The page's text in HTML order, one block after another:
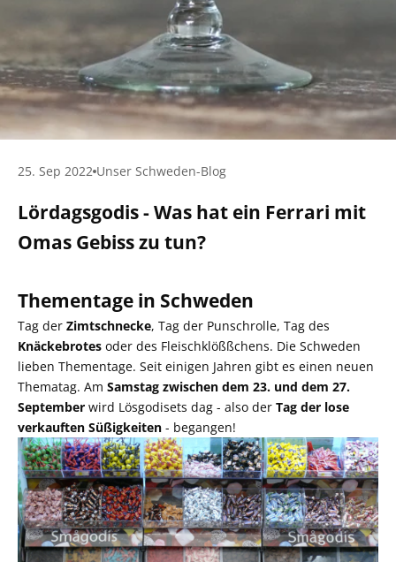
25. Sep 2022 Unser Schweden-Blog
Lördagsgodis - Was hat ein Ferrari mit
Omas Gebiss zu tun?
Thementage in Schweden
Tag der Zimtschnecke, Tag der Punschrolle, Tag des
Knäckebrotes oder des Fleischklößßchens. Die Schweden
lieben Thementage. Seit einigen Jahren gibt es einen neuen
Thematag. Am Samstag zwischen dem 23. und dem 27.
September wird Lösgodisets dag - also der Tag der lose
verkauften Süßigkeiten - begangen!